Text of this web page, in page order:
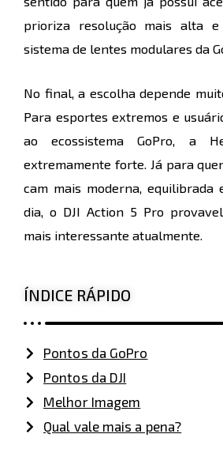
prioriza resolução mais alta
sistema de lentes modulares da
No final, a escolha depende
Para esportes extremos e
ao ecossistema GoPro, a
extremamente forte. Já para
cam mais moderna,
dia, o DJI Action 5 Pro
mais interessante atualmente.
ÍNDICE RÁPIDO
Pontos da GoPro
Pontos da DJI
Melhor Imagem
Qual vale mais a pena?